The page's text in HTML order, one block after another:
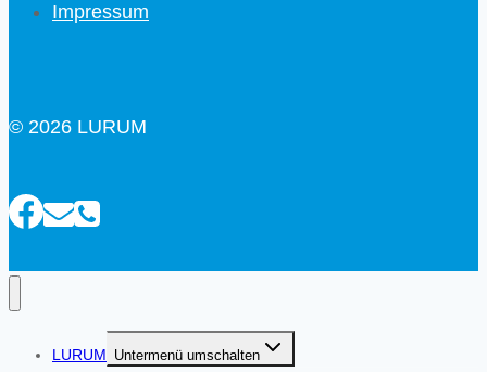
Impressum
© 2026 LURUM
LURUM Untermenü umschalten